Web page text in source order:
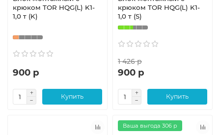
крюком TOR HQG(L) K1-
1,0 т (K)
900 р
Купить
крюком TOR HQG(L) K1-
1,0 т (S)
1 426 р
900 р
Купить
Ваша выгода 306 р